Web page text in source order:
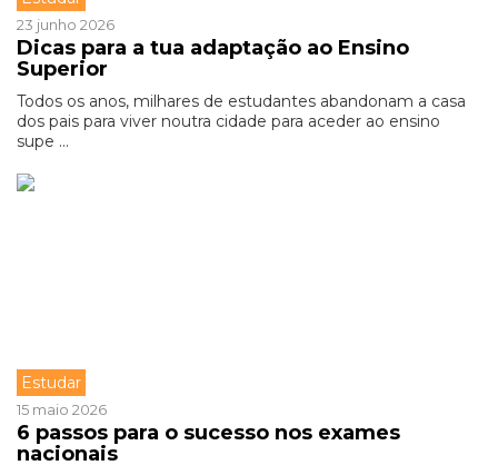
23 junho 2026
Dicas para a tua adaptação ao Ensino
Superior
Todos os anos, milhares de estudantes abandonam a casa
dos pais para viver noutra cidade para aceder ao ensino
supe ...
Estudar
15 maio 2026
6 passos para o sucesso nos exames
nacionais